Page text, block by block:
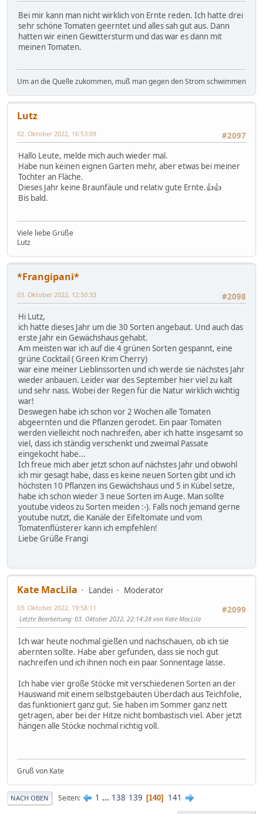
Bei mir kann man nicht wirklich von Ernte reden. Ich hatte drei
sehr schöne Tomaten geerntet und alles sah gut aus. Dann
hatten wir einen Gewittersturm und das war es dann mit
meinen Tomaten.
Um an die Quelle zukommen, muß man gegen den Strom schwimmen
Lutz
#2097
02. Oktober 2022, 16:53:09
Hallo Leute, melde mich auch wieder mal.
Habe nun keinen eignen Garten mehr, aber etwas bei meiner
Tochter an Fläche.
Dieses Jahr keine Braunfäule und relativ gute Ernte.👍👍
Bis bald.
Viele liebe Grüße
Lutz
*Frangipani*
#2098
03. Oktober 2022, 12:50:33
Hi Lutz,
ich hatte dieses Jahr um die 30 Sorten angebaut. Und auch das
erste Jahr ein Gewächshaus gehabt.
Am meisten war ich auf die 4 grünen Sorten gespannt, eine
grüne Cocktail ( Green Krim Cherry)
war eine meiner Lieblinssorten und ich werde sie nächstes Jahr
wieder anbauen. Leider war des September hier viel zu kalt
und sehr nass. Wobei der Regen für die Natur wirklich wichtig
war!
Deswegen habe ich schon vor 2 Wochen alle Tomaten
abgeernten und die Pflanzen gerodet. Ein paar Tomaten
werden vielleicht noch nachreifen, aber ich hatte insgesamt so
viel, dass ich ständig verschenkt und zweimal Passate
eingekocht habe...
Ich freue mich aber jetzt schon auf nächstes Jahr und obwohl
ich mir gesagt habe, dass es keine neuen Sorten gibt und ich
höchsten 10 Pflanzen ins Gewächshaus und 5 in Kübel setze,
habe ich schon wieder 3 neue Sorten im Auge. Man sollte
youtube videos zu Sorten meiden :-). Falls noch jemand gerne
youtube nutzt, die Kanäle der Eifeltomate und vom
Tomatenflüsterer kann ich empfehlen!
Liebe Grüße Frangi
Kate MacLila Landei
Moderator
#2099
03. Oktober 2022, 19:58:11
Letzte Bearbeitung: 03. Oktober 2022, 22:14:28 von Kate MacLila
Ich war heute nochmal gießen und nachschauen, ob ich sie
abernten sollte. Habe aber gefunden, dass sie noch gut
nachreifen und ich ihnen noch ein paar Sonnentage lasse.
Ich habe vier große Stöcke mit verschiedenen Sorten an der
Hauswand mit einem selbstgebauten Überdach aus Teichfolie,
das funktioniert ganz gut. Sie haben im Sommer ganz nett
getragen, aber bei der Hitze nicht bombastisch viel. Aber jetzt
hängen alle Stöcke nochmal richtig voll.
Gruß von Kate
NACH OBEN Seiten 1 ... 138 139 140 141